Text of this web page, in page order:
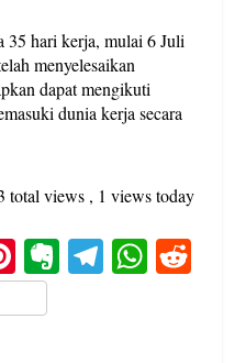
35 hari kerja, mulai 6 Juli
menyelesaikan
dapat mengikuti
dunia kerja secara
total views , 1 views today
Pi
nt
er
E
ve
Te
le
W
ha